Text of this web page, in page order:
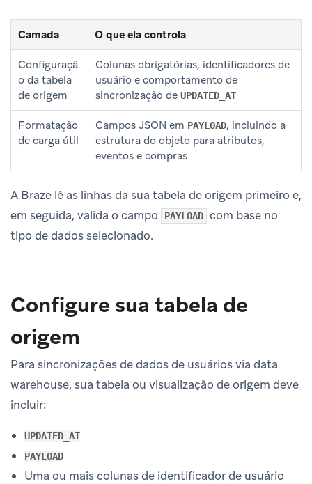
Camada O que ela controla
Configuraçã
o da tabela
de origem
Colunas obrigatórias, identificadores de
usuário e comportamento de
sincronização de UPDATED_AT
Formatação
de carga útil
Campos JSON em PAYLOAD, incluindo a
estrutura do objeto para atributos,
eventos e compras
A Braze lê as linhas da sua tabela de origem primeiro e,
em seguida, valida o campo
PAYLOAD com base no
tipo de dados selecionado.
Configure sua tabela de
origem
Para sincronizações de dados de usuários via data
warehouse, sua tabela ou visualização de origem deve
incluir:
UPDATED_AT
PAYLOAD
Uma ou mais colunas de identificador de usuário